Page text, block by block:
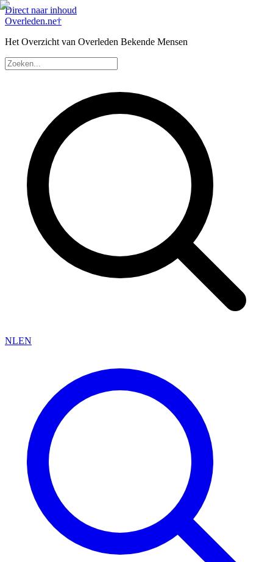
Direct naar inhoud
Overleden.ne†
Het Overzicht van Overleden Bekende Mensen
NLEN